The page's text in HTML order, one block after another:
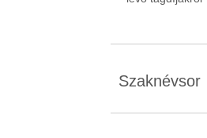
Szaknévsor